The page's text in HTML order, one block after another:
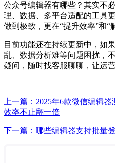
公众号编辑器有哪些？其实不
理、数据、多平台适配的工具
做到极致，更在“提升效率”和“
目前功能还在持续更新中，如
乱、数据分析难等问题困扰，
疑问，随时找客服聊聊，让运
上一篇：2025年6款微信编辑
效率不止翻一倍
下一篇：哪些编辑器支持批量